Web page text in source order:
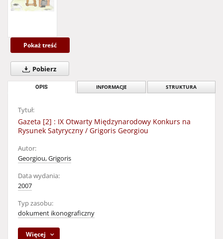
Pokaż treść
Pobierz
OPIS INFORMACJE STRUKTURA
Tytuł:
Gazeta [2] : IX Otwarty Międzynarodowy Konkurs na
Rysunek Satyryczny / Grigoris Georgiou
Autor:
Georgiou, Grigoris
Data wydania:
2007
Typ zasobu:
dokument ikonograficzny
Więcej